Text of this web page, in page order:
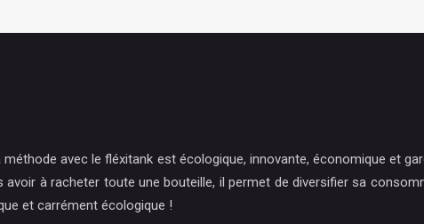
avec le fléxitank est écologique, innovante, économique et
à racheter toute une bouteille, il permet de diversifier sa
et carrément écologique !